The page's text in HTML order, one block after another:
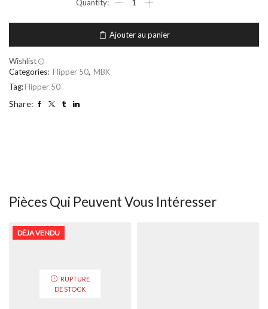
Ajouter au panier
Wishlist
Categories: Flipper 50, MBK
Tag:Flipper 50
Share:
Pièces Qui Peuvent Vous Intéresser
RUPTURE
DE STOCK
DÉJA VENDU